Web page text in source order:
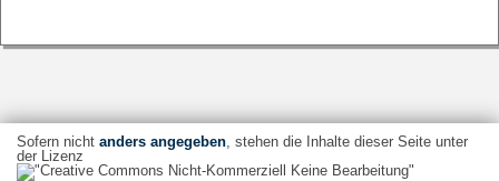
Sofern nicht anders angegeben, stehen die Inhalte dieser Seite unter
der Lizenz